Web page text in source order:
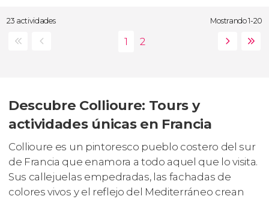
23 actividades Mostrando 1-20
Descubre Collioure: Tours y
actividades únicas en Francia
Collioure es un pintoresco pueblo costero del sur
de Francia que enamora a todo aquel que lo visita.
Sus callejuelas empedradas, las fachadas de
colores vivos y el reflejo del Mediterráneo crean